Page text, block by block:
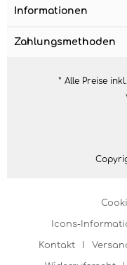
Informationen
Zahlungsmethoden
* Alle Preise
Icons-
Kontakt